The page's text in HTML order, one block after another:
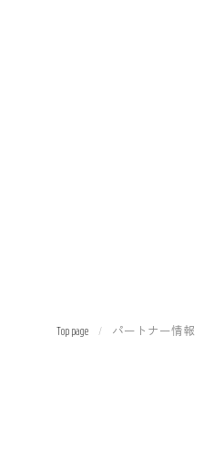
Top page パートナー情報